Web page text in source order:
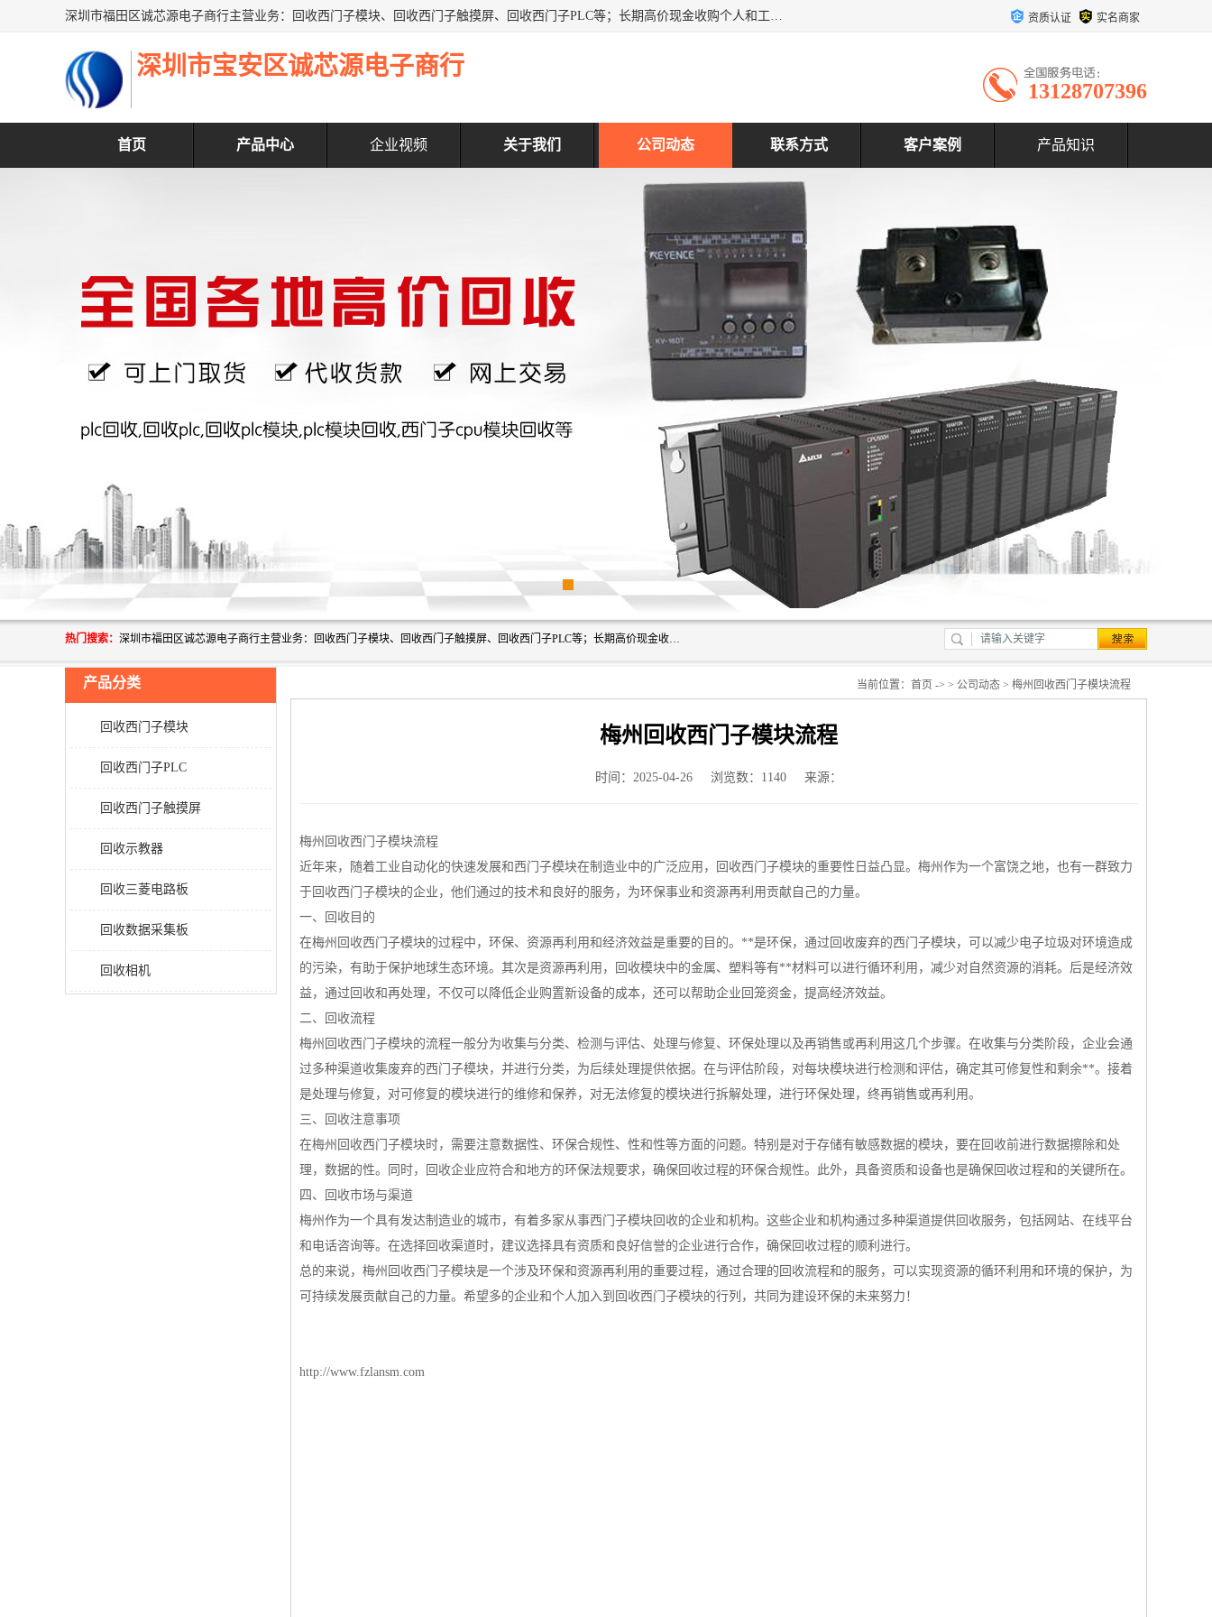
深圳市福田区诚芯源电子商行主营业务：回收西门子模块、回收西门子触摸屏、回收西门子PLC等；长期高价现金收购个人和工厂库存电子元件，我们以努力处事、以诚信待人，能迅速为客户消化库存、减少仓储、回笼资金，我们交易灵活方便，现金支付，价格合 理，尽量满足客户的要求，提供一条龙服务。 资质认证 实名商家
深圳市宝安区诚芯源电子商行
13128707396
首页 产品中心 企业视频 关于我们 公司动态 联系方式 客户案例 产品知识
热门搜索： 深圳市福田区诚芯源电子商行主营业务：回收西门子模块、回收西门子触摸屏、回收西门子PLC等；长期高价现金收购个人和工厂库存电子元件，我们以努力处事、以诚信待人，能迅速为客户消化库存、减少仓储、回笼资金，我们交易灵活方便，现金支付，价格合 理，尽量满足客户的要求，提供一条龙服务。
产品分类
回收西门子模块
回收西门子PLC
回收西门子触摸屏
回收示教器
回收三菱电路板
回收数据采集板
回收相机
当前位置： 首页 -> > 公司动态 > 梅州回收西门子模块流程
梅州回收西门子模块流程
时间：2025-04-26 浏览数：1140 来源：
梅州回收西门子模块流程
近年来，随着工业自动化的快速发展和西门子模块在制造业中的广泛应用，回收西门子模块的重要性日益凸显。梅州作为一个富饶之地，也有一群致力
于回收西门子模块的企业，他们通过的技术和良好的服务，为环保事业和资源再利用贡献自己的力量。
一、回收目的
在梅州回收西门子模块的过程中，环保、资源再利用和经济效益是重要的目的。**是环保，通过回收废弃的西门子模块，可以减少电子垃圾对环境造成
的污染，有助于保护地球生态环境。其次是资源再利用，回收模块中的金属、塑料等有**材料可以进行循环利用，减少对自然资源的消耗。后是经济效
益，通过回收和再处理，不仅可以降低企业购置新设备的成本，还可以帮助企业回笼资金，提高经济效益。
二、回收流程
梅州回收西门子模块的流程一般分为收集与分类、检测与评估、处理与修复、环保处理以及再销售或再利用这几个步骤。在收集与分类阶段，企业会通
过多种渠道收集废弃的西门子模块，并进行分类，为后续处理提供依据。在与评估阶段，对每块模块进行检测和评估，确定其可修复性和剩余**。接着
是处理与修复，对可修复的模块进行的维修和保养，对无法修复的模块进行拆解处理，进行环保处理，终再销售或再利用。
三、回收注意事项
在梅州回收西门子模块时，需要注意数据性、环保合规性、性和性等方面的问题。特别是对于存储有敏感数据的模块，要在回收前进行数据擦除和处
理，数据的性。同时，回收企业应符合和地方的环保法规要求，确保回收过程的环保合规性。此外，具备资质和设备也是确保回收过程和的关键所在。
四、回收市场与渠道
梅州作为一个具有发达制造业的城市，有着多家从事西门子模块回收的企业和机构。这些企业和机构通过多种渠道提供回收服务，包括网站、在线平台
和电话咨询等。在选择回收渠道时，建议选择具有资质和良好信誉的企业进行合作，确保回收过程的顺利进行。
总的来说，梅州回收西门子模块是一个涉及环保和资源再利用的重要过程，通过合理的回收流程和的服务，可以实现资源的循环利用和环境的保护，为
可持续发展贡献自己的力量。希望多的企业和个人加入到回收西门子模块的行列，共同为建设环保的未来努力！
http://www.fzlansm.com